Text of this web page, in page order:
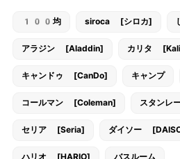
100均 siroca [シロカ]
アラジン [Aladdin] カリタ
キャンドゥ [CanDo] キャンプ
コールマン [Coleman] スタンレ
セリア [Seria] ダイソー
ハリオ [HARIO] バスルーム